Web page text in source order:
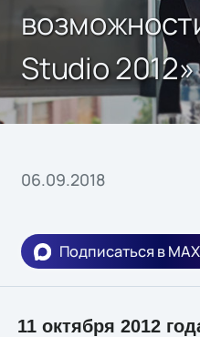
Studio 2012»
06.09.2018
Подписаться в MAX
11 октября 2012